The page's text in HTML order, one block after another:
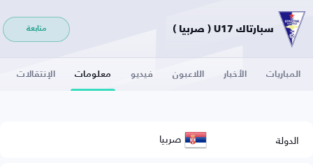
سبارتاك U17 ( صربيا ) متابعة
المباريات الأخبار اللاعبون فيديو معلومات الإنتقالات
الدولة صربيا